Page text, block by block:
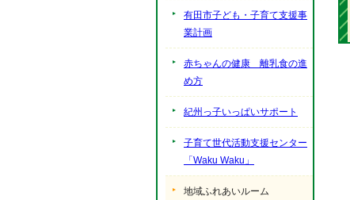
有田市子ども・子育て支援事
業計画
赤ちゃんの健康 離乳食の進
め方
紀州っ子いっぱいサポート
子育て世代活動支援センター
「Waku Waku」
地域ふれあいルーム